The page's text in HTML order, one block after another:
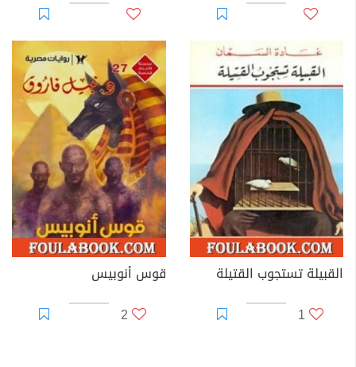
القبيلة تستجوب القتيلة
1
قوس أنوبيس
2